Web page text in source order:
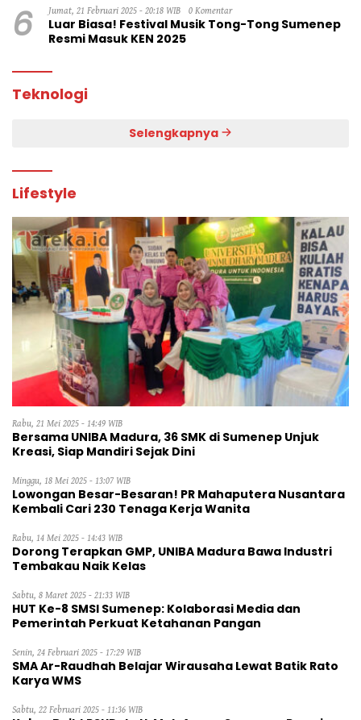
6 Jumat, 21 Februari 2025 - 20:18 WIB 0 Komentar
Luar Biasa! Festival Musik Tong-Tong Sumenep
Resmi Masuk KEN 2025
Teknologi
Selengkapnya
Lifestyle
Rabu, 21 Mei 2025 - 14:49 WIB
Bersama UNIBA Madura, 36 SMK di Sumenep Unjuk
Kreasi, Siap Mandiri Sejak Dini
Minggu, 18 Mei 2025 - 13:07 WIB
Lowongan Besar-Besaran! PR Mahaputera Nusantara
Kembali Cari 230 Tenaga Kerja Wanita
Rabu, 14 Mei 2025 - 14:43 WIB
Dorong Terapkan GMP, UNIBA Madura Bawa Industri
Tembakau Naik Kelas
Sabtu, 8 Maret 2025 - 21:33 WIB
HUT Ke-8 SMSI Sumenep: Kolaborasi Media dan
Pemerintah Perkuat Ketahanan Pangan
Senin, 24 Februari 2025 - 17:29 WIB
SMA Ar-Raudhah Belajar Wirausaha Lewat Batik Rato
Karya WMS
Sabtu, 22 Februari 2025 - 11:36 WIB